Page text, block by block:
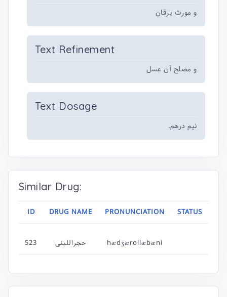
و مورث یرقان
Text Refinement
و مصلح آن عسل
Text Dosage
نیم درهم.
Similar Drug:
ID DRUG NAME PRONUNCIATION STATUS
523 حجراللبنی hædʒærollæbæni